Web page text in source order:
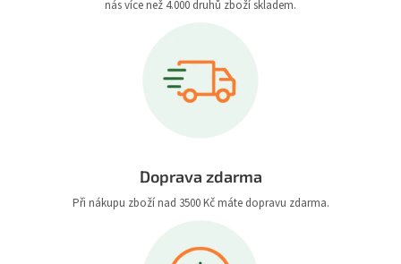
nás více než 4.000 druhů zboží skladem.
Doprava zdarma
Při nákupu zboží nad 3500 Kč máte dopravu zdarma.